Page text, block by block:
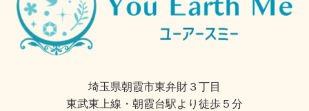
埼玉県朝霞市東弁財３丁目
東武東上線・朝霞台駅より徒歩５分